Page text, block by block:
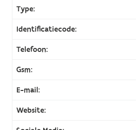
Type:
Identificatiecode:
Telefoon:
Gsm:
E-mail:
Website: